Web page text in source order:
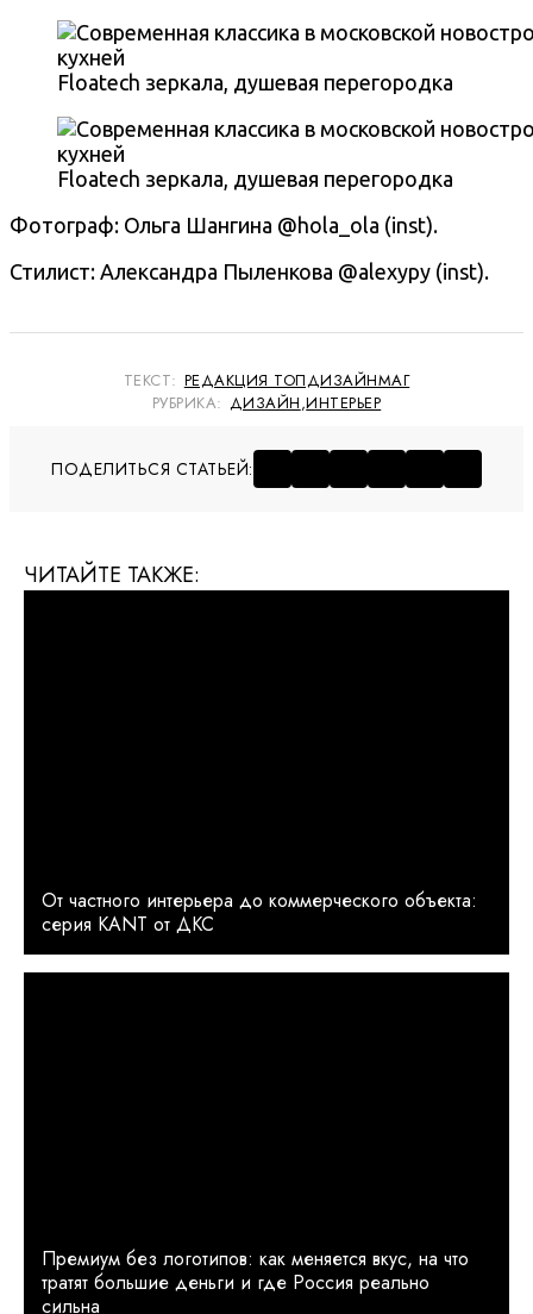
Floatech зеркала, душевая перегородка
Floatech зеркала, душевая перегородка
Фотограф: Ольга Шангина @hola_ola (inst).
Стилист: Александра Пыленкова @alexypy (inst).
ТЕКСТ: РЕДАКЦИЯ ТОПДИЗАЙНМАГ
РУБРИКА: ДИЗАЙН,ИНТЕРЬЕР
ПОДЕЛИТЬСЯ СТАТЬЕЙ:
ЧИТАЙТЕ ТАКЖЕ:
От частного интерьера до коммерческого объекта:
серия KANT от ДКС
Премиум без логотипов: как меняется вкус, на что
тратят большие деньги и где Россия реально
сильна